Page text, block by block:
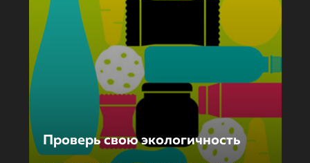
Проверь свою экологичность